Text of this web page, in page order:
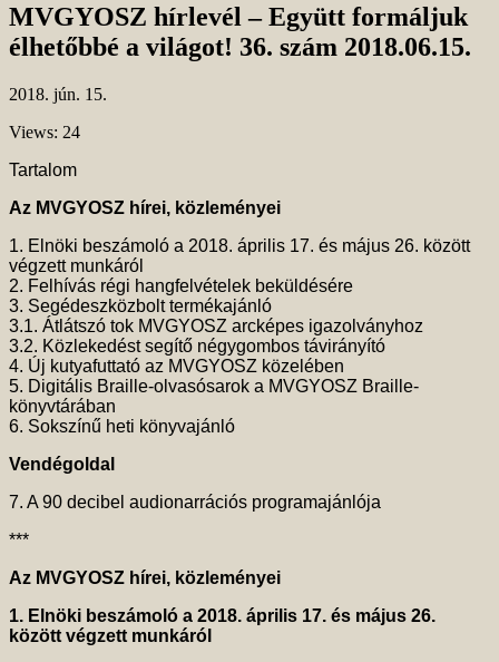
MVGYOSZ hírlevél – Együtt formáljuk
élhetőbbé a világot! 36. szám 2018.06.15.
2018. jún. 15.
Views: 24
Tartalom
Az MVGYOSZ hírei, közleményei
1. Elnöki beszámoló a 2018. április 17. és május 26. között
végzett munkáról
2. Felhívás régi hangfelvételek beküldésére
3. Segédeszközbolt termékajánló
3.1. Átlátszó tok MVGYOSZ arcképes igazolványhoz
3.2. Közlekedést segítő négygombos távirányító
4. Új kutyafuttató az MVGYOSZ közelében
5. Digitális Braille-olvasósarok a MVGYOSZ Braille-
könyvtárában
6. Sokszínű heti könyvajánló
Vendégoldal
7. A 90 decibel audionarrációs programajánlója
***
Az MVGYOSZ hírei, közleményei
1. Elnöki beszámoló a 2018. április 17. és május 26.
között végzett munkáról